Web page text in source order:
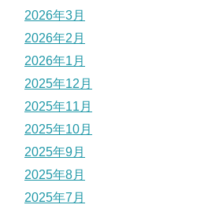
2026年3月
2026年2月
2026年1月
2025年12月
2025年11月
2025年10月
2025年9月
2025年8月
2025年7月